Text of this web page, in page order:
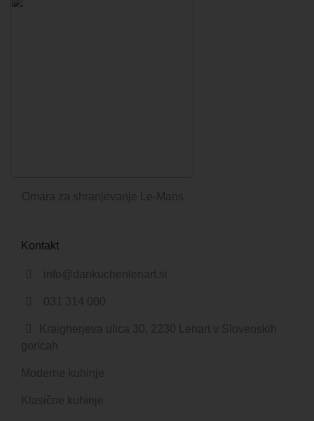
Kontakt
info@dankuchenlenart.si
031 314 000
Kraigherjeva ulica 30, 2230 Lenart v Slovenskih
goricah
Moderne kuhinje
Klasične kuhinje